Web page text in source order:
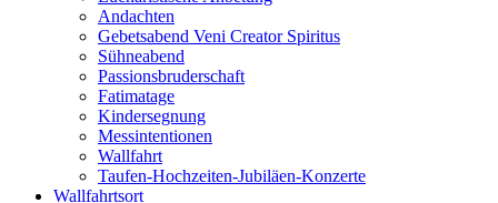
Andachten
Gebetsabend Veni Creator Spiritus
Sühneabend
Passionsbruderschaft
Fatimatage
Kindersegnung
Messintentionen
Wallfahrt
Taufen-Hochzeiten-Jubiläen-Konzerte
Wallfahrtsort